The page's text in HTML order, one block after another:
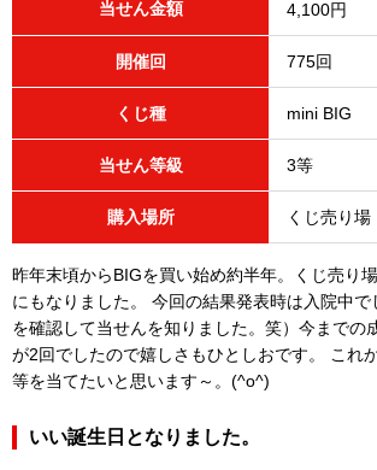
当せん金額 4,100円
開催回 775回
くじ種 mini BIG
当せん等級 3等
購入場所 くじ売り場
昨年末頃からBIGを買い始め約半年。くじ売り
にもなりました。 今回の結果発表時は入院中
を確認して当せんを知りました。笑）今までの
が2回でしたので嬉しさもひとしおです。 これ
等を当てたいと思います～。(^o^)
いい誕生日となりました。